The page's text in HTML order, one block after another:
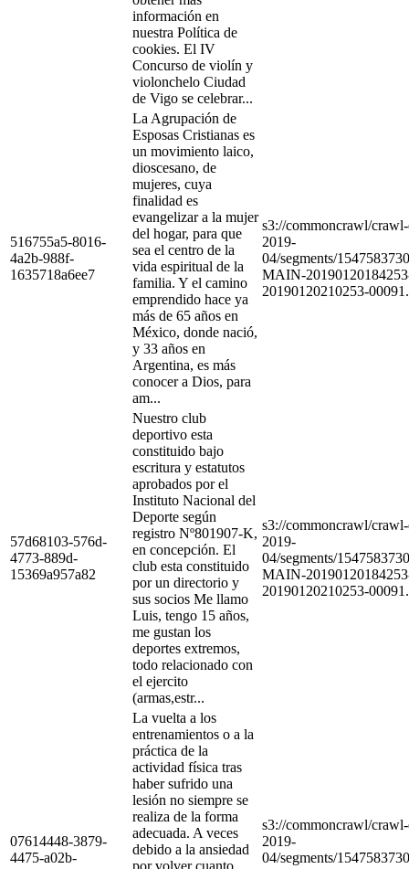
información en
nuestra Política de
cookies. El IV
Concurso de violín y
violonchelo Ciudad
de Vigo se celebrar...
516755a5-8016-
4a2b-988f-
1635718a6ee7
La Agrupación de
Esposas Cristianas es
un movimiento laico,
dioscesano, de
mujeres, cuya
finalidad es
evangelizar a la mujer
del hogar, para que
sea el centro de la
vida espiritual de la
familia. Y el camino
emprendido hace ya
más de 65 años en
México, donde nació,
y 33 años en
Argentina, es más
conocer a Dios, para
am...
s3://commoncrawl/
2019-
04/segments/
MAIN-
20190120210253-
57d68103-576d-
4773-889d-
15369a957a82
Nuestro club
deportivo esta
constituido bajo
escritura y estatutos
aprobados por el
Instituto Nacional del
Deporte según
registro Nº801907-K,
en concepción. El
club esta constituido
por un directorio y
sus socios Me llamo
Luis, tengo 15 años,
me gustan los
deportes extremos,
todo relacionado con
el ejercito
(armas,estr...
s3://commoncrawl/
2019-
04/segments/
MAIN-
20190120210253-
07614448-3879-
4475-a02b-
La vuelta a los
entrenamientos o a la
práctica de la
actividad física tras
haber sufrido una
lesión no siempre se
realiza de la forma
adecuada. A veces
debido a la ansiedad
s3://commoncrawl/
2019-
04/segments/